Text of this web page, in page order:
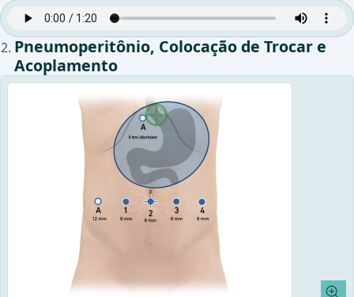
Pneumoperitônio, Colocação de Trocar e
Acoplamento